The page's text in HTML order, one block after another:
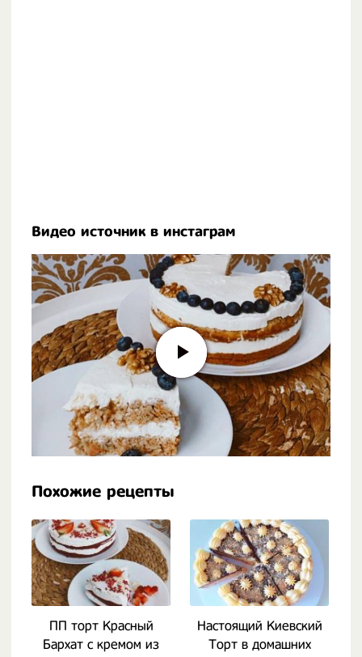
Видео источник в инстаграм
Похожие рецепты
ПП торт Красный
Бархат с кремом из
Настоящий Киевский
Торт в домашних